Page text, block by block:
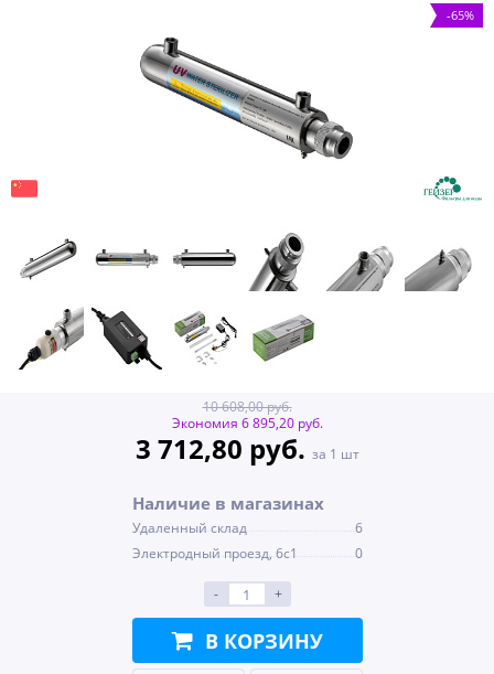
-65%
10 608,00 руб.
Экономия 6 895,20 руб.
3 712,80 руб. за 1 шт
Наличие в магазинах
Удаленный склад
6
Электродный проезд, 6с1
0
- +
В КОРЗИНУ